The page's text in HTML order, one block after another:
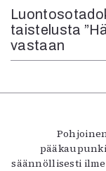
taistelusta
vastaan
säännöllisesti